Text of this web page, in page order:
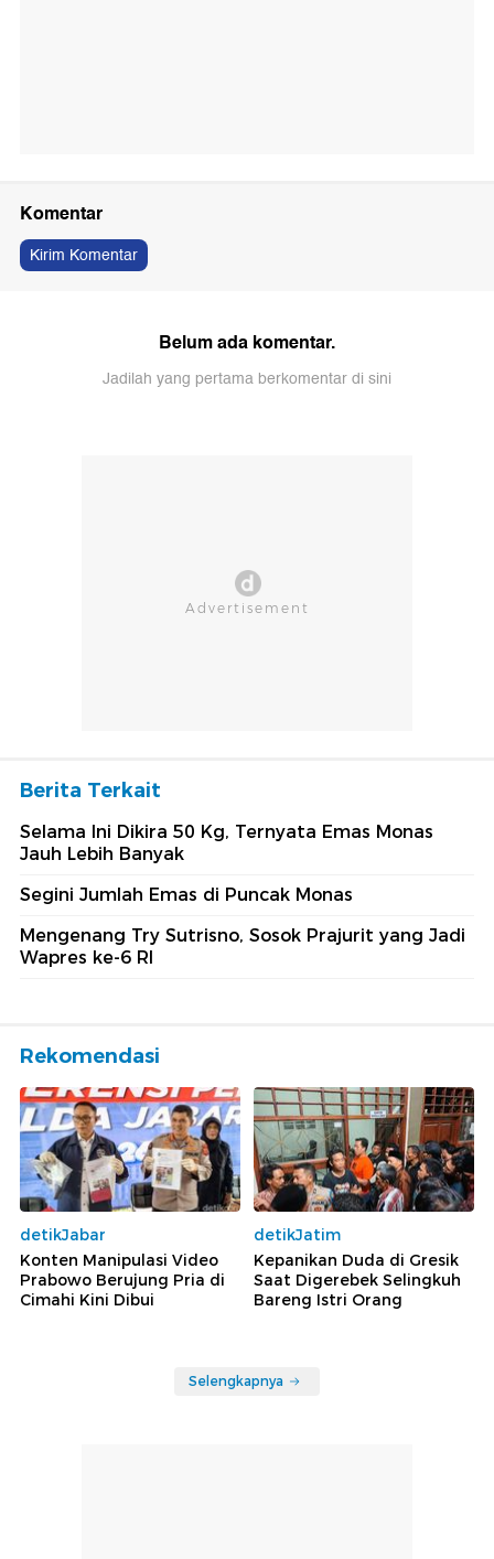
Komentar
Kirim Komentar
Belum ada komentar.
Jadilah yang pertama berkomentar di sini
Berita Terkait
Selama Ini Dikira 50 Kg, Ternyata Emas Monas
Jauh Lebih Banyak
Segini Jumlah Emas di Puncak Monas
Mengenang Try Sutrisno, Sosok Prajurit yang Jadi
Wapres ke-6 RI
Rekomendasi
detikJabar
Konten Manipulasi Video
Prabowo Berujung Pria di
Cimahi Kini Dibui
detikJatim
Kepanikan Duda di Gresik
Saat Digerebek Selingkuh
Bareng Istri Orang
Selengkapnya